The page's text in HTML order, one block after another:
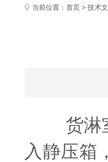
当前位置： 首页 > 技术
货淋室
入静压箱